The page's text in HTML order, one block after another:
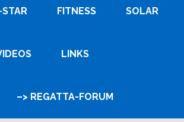
STAR FITNESS SOLAR
LINKS
–> REGATTA-FORUM